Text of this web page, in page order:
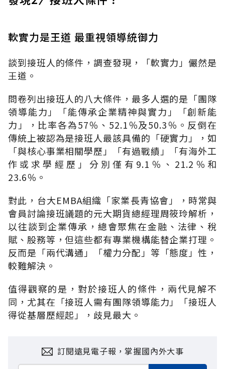
軟實力是王道 最重視領導統御力
談到接班人的條件，調查發現，「軟實力」儼然是
王道。
問卷列出接班人的八大條件，最多人選的是「團隊
領導能力」「能傳承企業精神與實力」「創新能
力」，比率各為57％、52.1％及50.3％。反倒在
傳統上被認為是接班人最該具備的「硬實力」，如
「與核心事業相關學歷」「有過戰績」「有海外工
作或求學經歷」分別僅有9.1％、21.2％和
23.6％。
對此，台大EMBA組織「家業長青協會」，時常與
會員討論接班議題的元大期貨總經理周筱玲解析，
以往談到企業傳承，總會聚焦在金融、法律、稅
賦、股務等，但這些都有專業機構能替企業打理。
反而是「兩代溝通」「權力分配」等「態度」性，
較難解決。
值得觀察的是，對於接班人的條件，兩代見解不
同，尤其在「接班人需有團隊領導能力」「接班人
得從基層歷經起」，歧見最大。
訂閱遠見電子報，掌握國內外大事